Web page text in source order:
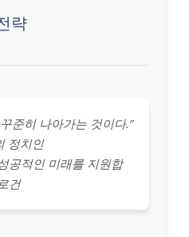
략
준히 나아가는 것이다.”
정치인
공적인 미래를 지원합
건